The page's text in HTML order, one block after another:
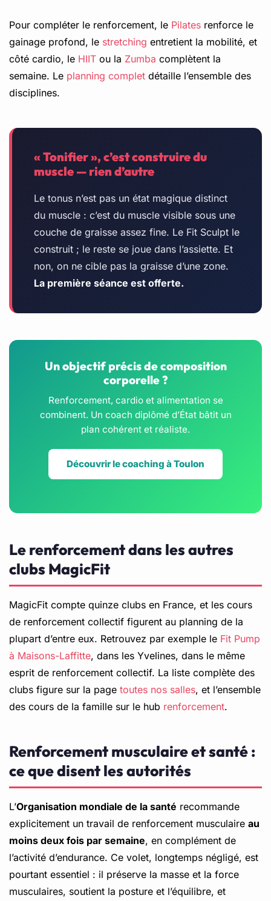
Pour compléter le renforcement, le Pilates renforce le
gainage profond, le stretching entretient la mobilité, et
côté cardio, le HIIT ou la Zumba complètent la
semaine. Le planning complet détaille l’ensemble des
disciplines.
« Tonifier », c’est construire du
muscle — rien d’autre
Le tonus n’est pas un état magique distinct
du muscle : c’est du muscle visible sous une
couche de graisse assez fine. Le Fit Sculpt le
construit ; le reste se joue dans l’assiette. Et
non, on ne cible pas la graisse d’une zone.
La première séance est offerte.
Un objectif précis de composition
corporelle ?
Renforcement, cardio et alimentation se
combinent. Un coach diplômé d’État bâtit un
plan cohérent et réaliste.
Découvrir le coaching à Toulon
Le renforcement dans les autres
clubs MagicFit
MagicFit compte quinze clubs en France, et les cours
de renforcement collectif figurent au planning de la
plupart d’entre eux. Retrouvez par exemple le Fit Pump
à Maisons-Laffitte, dans les Yvelines, dans le même
esprit de renforcement collectif. La liste complète des
clubs figure sur la page toutes nos salles, et l’ensemble
des cours de la famille sur le hub renforcement.
Renforcement musculaire et santé :
ce que disent les autorités
L’Organisation mondiale de la santé recommande
explicitement un travail de renforcement musculaire au
moins deux fois par semaine, en complément de
l’activité d’endurance. Ce volet, longtemps négligé, est
pourtant essentiel : il préserve la masse et la force
musculaires, soutient la posture et l’équilibre, et